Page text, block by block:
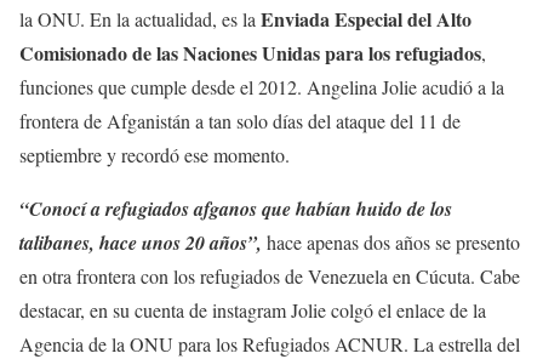
la ONU. En la actualidad, es laEnviada Especial del Alto
Comisionado de las Naciones Unidas para los refugiados,
funciones que cumple desde el 2012. Angelina Jolie acudió a la
frontera de Afganistán a tan solo días del ataque del 11 de
septiembre y recordó ese momento.
“Conocí a refugiados afganos que habían huido de los
talibanes, hace unos 20 años”, hace apenas dos años se presento
en otra frontera con los refugiados de Venezuela en Cúcuta. Cabe
destacar, en su cuenta de instagram Jolie colgó el enlace de la
Agencia de la ONU para los Refugiados ACNUR. La estrella del